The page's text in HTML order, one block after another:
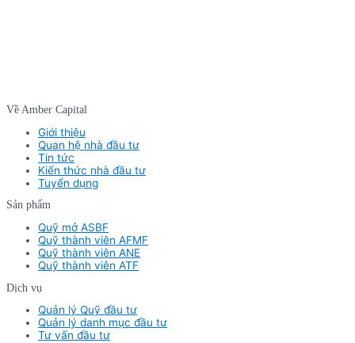
Về Amber Capital
Giới thiệu
Quan hệ nhà đầu tư
Tin tức
Kiến thức nhà đầu tư
Tuyển dụng
Sản phẩm
Quỹ mở ASBF
Quỹ thành viên AFMF
Quỹ thành viên ANE
Quỹ thành viên ATF
Dịch vụ
Quản lý Quỹ đầu tư
Quản lý danh mục đầu tư
Tư vấn đầu tư